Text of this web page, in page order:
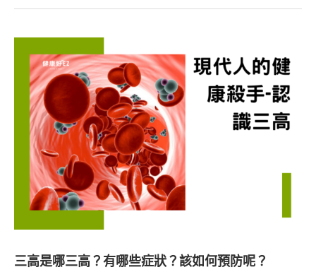
三高是哪三高？有哪些症狀？該如何預防呢？